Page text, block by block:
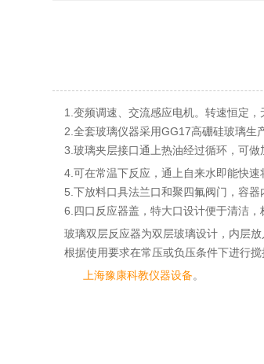
1.变频调速、交流感应电机。转速恒定，
2.全套玻璃仪器采用GG17高硼硅玻璃生
3.玻璃夹层接口通上热油经过循环，可做
4.可在常温下反应，通上自来水即能快速
5.下放料口具法兰口和聚四氟阀门，容器
6.四口反应器盖，特大口设计便于清洁，
玻璃双层反应器为双层玻璃设计，内层
根据使用要求在常压或负压条件下进行
上海豫康科教仪器设备。